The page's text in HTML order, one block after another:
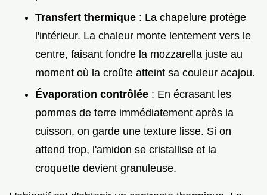
Transfert thermique : La chapelure protège
l'intérieur. La chaleur monte lentement vers le
centre, faisant fondre la mozzarella juste au
moment où la croûte atteint sa couleur acajou.
Évaporation contrôlée : En écrasant les
pommes de terre immédiatement après la
cuisson, on garde une texture lisse. Si on
attend trop, l'amidon se cristallise et la
croquette devient granuleuse.